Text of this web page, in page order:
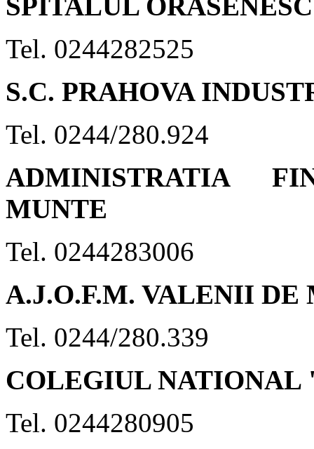
Tel. 0244282525
S.C. PRAHOVA
Tel. 0244/280.924
ADMINISTRATIA
MUNTE
Tel. 0244283006
A.J.O.F.M. VALENII DE
Tel. 0244/280.339
COLEGIUL
Tel. 0244280905